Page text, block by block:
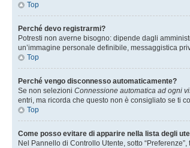
Top
Perché devo registrarmi?
Potresti non averne bisogno: dipende dagli
un’immagine personale definibile, messaggistica
Top
Perché vengo disconnesso automaticamente?
Se non selezioni Connessione automatica ad ogni
entri, ma ricorda che questo non è consigliato se ti
Top
Come posso evitare di apparire nella lista degli
Nel Pannello di Controllo Utente, sotto “Preferenze”,